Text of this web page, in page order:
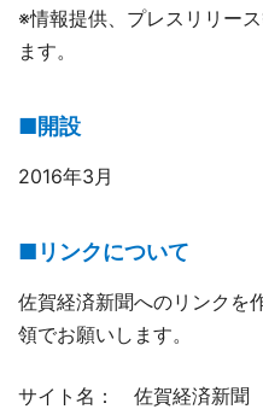
※情報提供、プレスリリー
ます。
■開設
2016年3月
■リンクについて
佐賀経済新聞へのリンクを
領でお願いします。
サイト名： 佐賀経済新聞